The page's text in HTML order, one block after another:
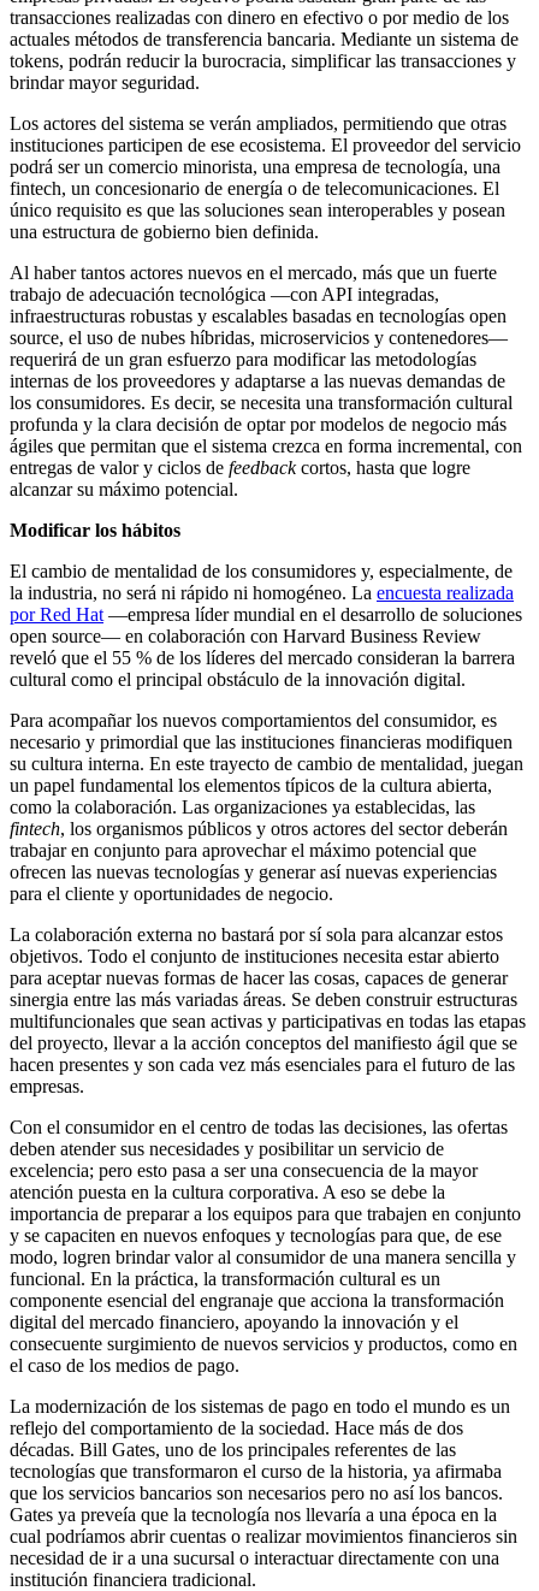
transacciones realizadas con dinero en efectivo o por medio de los
actuales métodos de transferencia bancaria. Mediante un sistema de
tokens, podrán reducir la burocracia, simplificar las transacciones y
brindar mayor seguridad.
Los actores del sistema se verán ampliados, permitiendo que otras
instituciones participen de ese ecosistema. El proveedor del servicio
podrá ser un comercio minorista, una empresa de tecnología, una
fintech, un concesionario de energía o de telecomunicaciones. El
único requisito es que las soluciones sean interoperables y posean
una estructura de gobierno bien definida.
Al haber tantos actores nuevos en el mercado, más que un fuerte
trabajo de adecuación tecnológica —con API integradas,
infraestructuras robustas y escalables basadas en tecnologías open
source, el uso de nubes híbridas, microservicios y contenedores—
requerirá de un gran esfuerzo para modificar las metodologías
internas de los proveedores y adaptarse a las nuevas demandas de
los consumidores. Es decir, se necesita una transformación cultural
profunda y la clara decisión de optar por modelos de negocio más
ágiles que permitan que el sistema crezca en forma incremental, con
entregas de valor y ciclos de feedbackcortos, hasta que logre
alcanzar su máximo potencial.
Modificar los hábitos
El cambio de mentalidad de los consumidores y, especialmente, de
la industria, no será ni rápido ni homogéneo. La encuesta realizada
por Red Hat —empresa líder mundial en el desarrollo de soluciones
open source— en colaboración con Harvard Business Review
reveló que el 55 % de los líderes del mercado consideran la barrera
cultural como el principal obstáculo de la innovación digital.
Para acompañar los nuevos comportamientos del consumidor, es
necesario y primordial que las instituciones financieras modifiquen
su cultura interna. En este trayecto de cambio de mentalidad, juegan
un papel fundamental los elementos típicos de la cultura abierta,
como la colaboración. Las organizaciones ya establecidas, las
fintech, los organismos públicos y otros actores del sector deberán
trabajar en conjunto para aprovechar el máximo potencial que
ofrecen las nuevas tecnologías y generar así nuevas experiencias
para el cliente y oportunidades de negocio.
La colaboración externa no bastará por sí sola para alcanzar estos
objetivos. Todo el conjunto de instituciones necesita estar abierto
para aceptar nuevas formas de hacer las cosas, capaces de generar
sinergia entre las más variadas áreas. Se deben construir estructuras
multifuncionales que sean activas y participativas en todas las etapas
del proyecto, llevar a la acción conceptos del manifiesto ágil que se
hacen presentes y son cada vez más esenciales para el futuro de las
empresas.
Con el consumidor en el centro de todas las decisiones, las ofertas
deben atender sus necesidades y posibilitar un servicio de
excelencia; pero esto pasa a ser una consecuencia de la mayor
atención puesta en la cultura corporativa. A eso se debe la
importancia de preparar a los equipos para que trabajen en conjunto
y se capaciten en nuevos enfoques y tecnologías para que, de ese
modo, logren brindar valor al consumidor de una manera sencilla y
funcional. En la práctica, la transformación cultural es un
componente esencial del engranaje que acciona la transformación
digital del mercado financiero, apoyando la innovación y el
consecuente surgimiento de nuevos servicios y productos, como en
el caso de los medios de pago.
La modernización de los sistemas de pago en todo el mundo es un
reflejo del comportamiento de la sociedad. Hace más de dos
décadas. Bill Gates, uno de los principales referentes de las
tecnologías que transformaron el curso de la historia, ya afirmaba
que los servicios bancarios son necesarios pero no así los bancos.
Gates ya preveía que la tecnología nos llevaría a una época en la
cual podríamos abrir cuentas o realizar movimientos financieros sin
necesidad de ir a una sucursal o interactuar directamente con una
institución financiera tradicional.